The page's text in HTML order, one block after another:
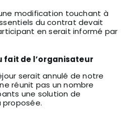
modification touchant à
du contrat devait
en serait informé par
fait de l’organisateur
serait annulé de notre
réunit pas un nombre
une solution de